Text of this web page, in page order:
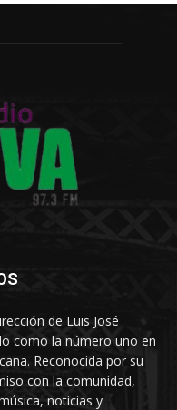
de Luis José
como la número uno en
Reconocida por su
con la comunidad,
noticias y